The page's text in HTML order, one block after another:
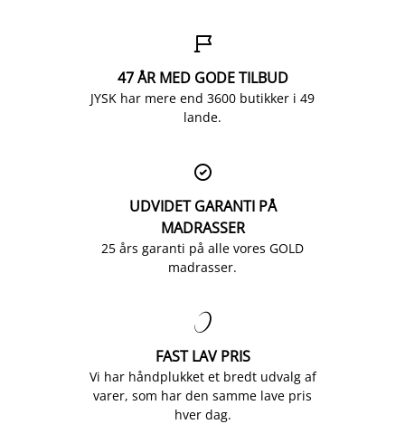

47 ÅR MED GODE TILBUD
JYSK har mere end 3600 butikker i 49
lande.

UDVIDET GARANTI PÅ
MADRASSER
25 års garanti på alle vores GOLD
madrasser.

FAST LAV PRIS
Vi har håndplukket et bredt udvalg af
varer, som har den samme lave pris
hver dag.